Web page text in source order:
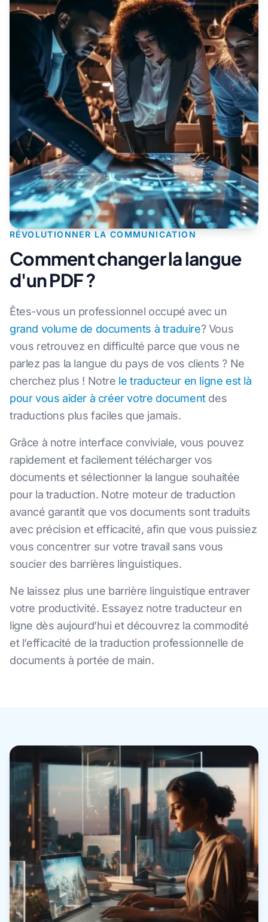
RÉVOLUTIONNER LA COMMUNICATION
Comment changer la langue
d'un PDF ?
Êtes-vous un professionnel occupé avec un
grand volume de documents à traduire? Vous
vous retrouvez en difficulté parce que vous ne
parlez pas la langue du pays de vos clients ? Ne
cherchez plus ! Notre le traducteur en ligne est là
pour vous aider à créer votre documentdes
traductions plus faciles que jamais.
Grâce à notre interface conviviale, vous pouvez
rapidement et facilement télécharger vos
documents et sélectionner la langue souhaitée
pour la traduction. Notre moteur de traduction
avancé garantit que vos documents sont traduits
avec précision et efficacité, afin que vous puissiez
vous concentrer sur votre travail sans vous
soucier des barrières linguistiques.
Ne laissez plus une barrière linguistique entraver
votre productivité. Essayez notre traducteur en
ligne dès aujourd’hui et découvrez la commodité
et l’efficacité de la traduction professionnelle de
documents à portée de main.